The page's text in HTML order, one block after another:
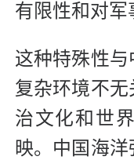
有限性和对军
这种特殊性
复杂环境不
治文化和世
映。中国海